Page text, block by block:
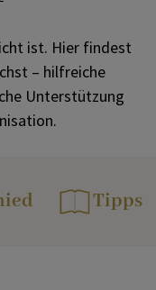
ist. Hier findest
– hilfreiche
Unterstützung
Tipps